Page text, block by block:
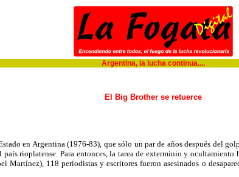
Argentina, la lucha continua....
El Big Brother se retuerce
en Argentina (1976-83), que sólo un par de años después del
rioplatense. Para entonces, la tarea de exterminio y
Martínez), 118 periodistas y escritores fueron asesinados o